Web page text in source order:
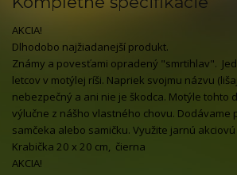
AKCIA!
Dlhodobo najžiadanejší produkt.
Známy a povesťami opradený "smrtihlav".
letcov v motýlej ríši. Napriek svojmu názvu
nebezpečný a ani nie je škodca. Motýle tohto
výlučne z nášho vlastného chovu. Dodávame
samčeka alebo samičku. Využite jarnú akciovú
Krabička 20 x 20 cm, čierna
AKCIA!